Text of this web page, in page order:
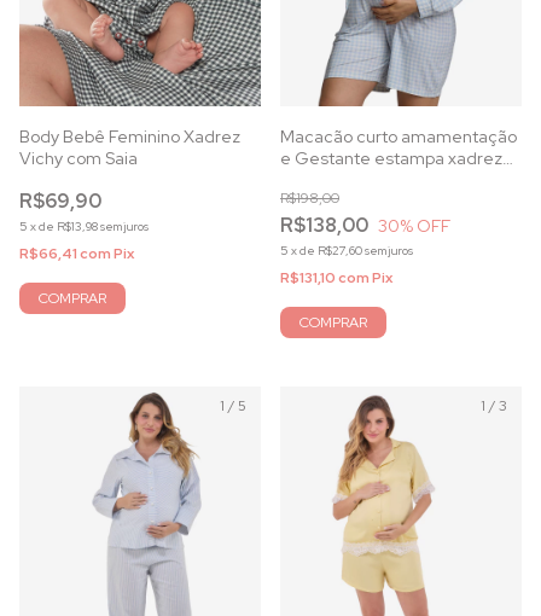
Body Bebê Feminino Xadrez
Vichy com Saia
R$69,90
5 xde R$13,98sem juros
R$66,41comPix
COMPRAR
Macacão curto amamentação
e Gestante estampa xadrez
R$138,00
R$198,00
30% OFF
5 xde R$27,60sem juros
R$131,10comPix
COMPRAR
1 / 5 1 /3